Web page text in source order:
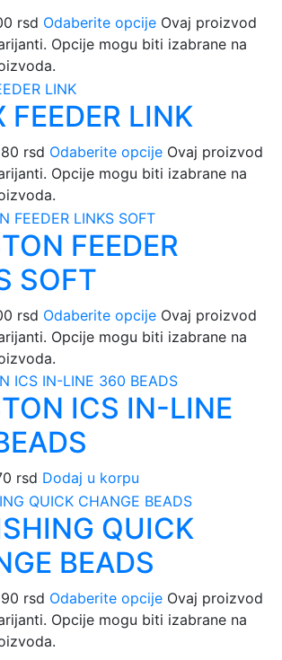
rsd Odaberite opcije Ovaj proizvod
Opcije mogu biti izabrane na
FEEDER LINK
80 rsd Odaberite opcije Ovaj proizvod
Opcije mogu biti izabrane na
FEEDER
SOFT
rsd Odaberite opcije Ovaj proizvod
Opcije mogu biti izabrane na
ICS IN-LINE
rsd Dodaj u korpu
QUICK
BEADS
90 rsd Odaberite opcije Ovaj proizvod
Opcije mogu biti izabrane na